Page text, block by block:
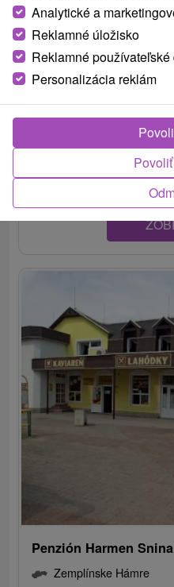
Penzión Luki
Zemplínske Hámre
Príjemný rodinný penzión v
Zemplínske Hámre.
Penzión Harmen Snina
Zemplínske Hámre
Analytické a
Reklamné úložisko
Reklamné používateľské
Personalizácia reklám